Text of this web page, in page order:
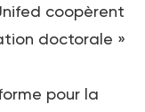
coopèrent
doctorale »
pour la